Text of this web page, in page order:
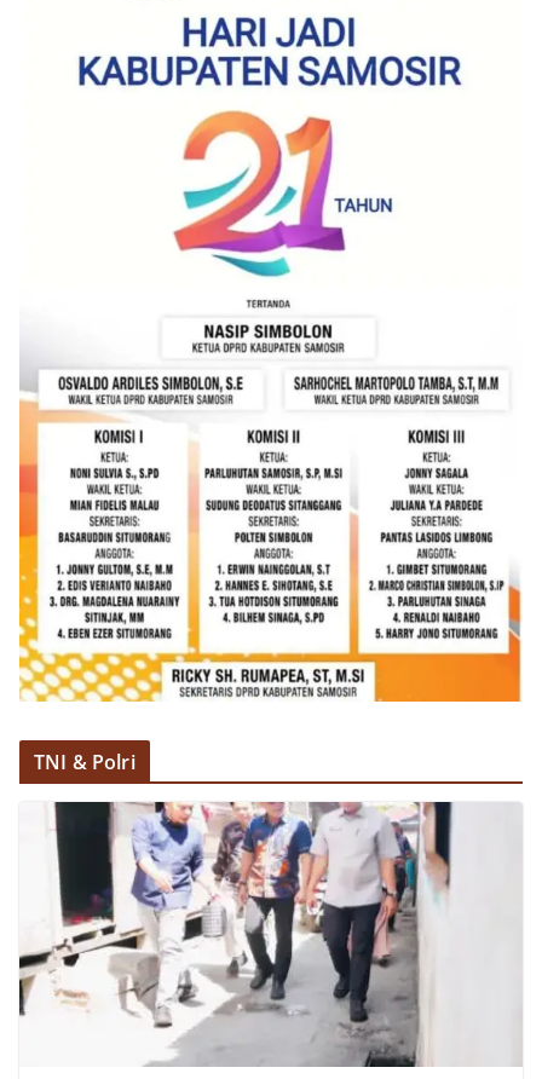
sekaligus menumbuhkan semangat nasionalisme
warga dalam menyambut Hari Kemerdekaan RI.
TNI & Polri